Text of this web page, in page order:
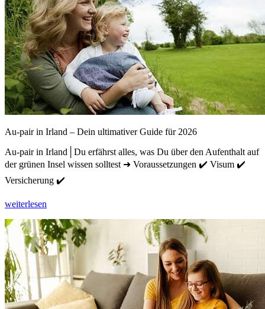
Au-pair in Irland – Dein ultimativer Guide für 2026
Au-pair in Irland│Du erfährst alles, was Du über den Aufenthalt auf
der grünen Insel wissen solltest ➜ Voraussetzungen ✔️ Visum ✔️
Versicherung ✔️
weiterlesen